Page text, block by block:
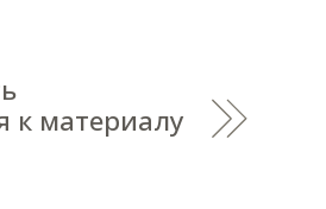
© 2026
университет